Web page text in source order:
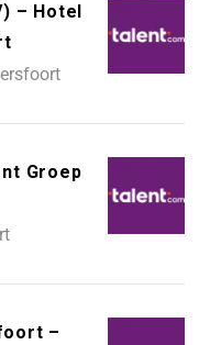
– Hotel
Groep
–